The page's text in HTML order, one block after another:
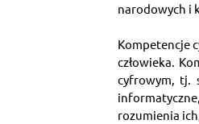
narodowych i
Kompetencje
człowieka.
cyfrowym, tj.
rozumienia